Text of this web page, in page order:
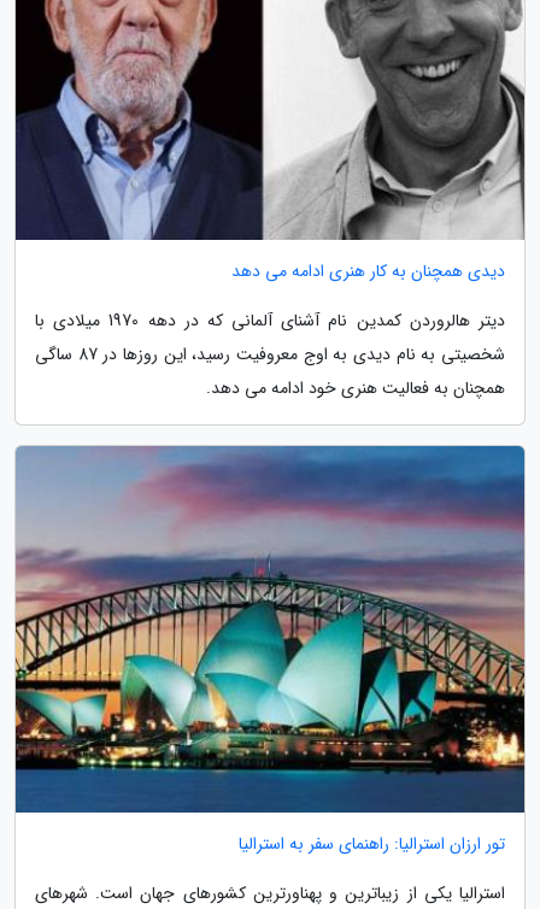
دیدی همچنان به کار هنری ادامه می دهد
دیتر هالروردن کمدین نام آشنای آلمانی که در دهه 1970 میلادی با
شخصیتی به نام دیدی به اوج معروفیت رسید، این روزها در 87 ساگی
همچنان به فعالیت هنری خود ادامه می دهد.
تور ارزان استرالیا: راهنمای سفر به استرالیا
استرالیا یکی از زیباترین و پهناورترین کشورهای جهان است. شهرهای